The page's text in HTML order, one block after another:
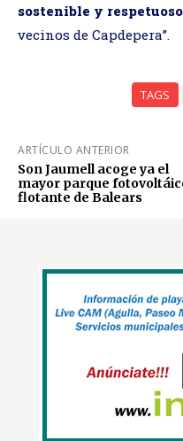
sostenible y respetuoso
vecinos de Capdepera”.
TAGS
ARTÍCULO ANTERIOR
Son Jaumell acoge ya el
mayor parque
flotante de Balears